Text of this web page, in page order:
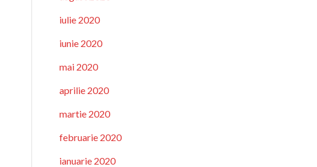
iulie 2020
iunie 2020
mai 2020
aprilie 2020
martie 2020
februarie 2020
ianuarie 2020